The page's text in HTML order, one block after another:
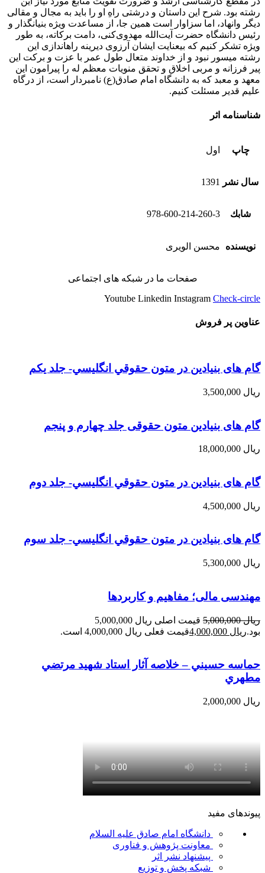
رشته بود. شرح این داستان و درشتی‎ راهِ او را باید به مجال و مقالی
دیگر وانهاد، اما سزاوار است همین جا، از مساعدت ویژه بنیانگذار و
رئیس دانشگاه حضرت آیت‌الله مهدوی‌کنی، دامت برکاته، به طور
ویژه تشکر کنیم که بی‎عنایت ایشان آرزوی دیرینه راه‎اندازی این
رشته میسور نبود و از خداوند متعال طول عمر با عزت و برکت این
پیر فرزانه و مربی اخلاق و تحقق منویات معظم له را پیرامون این
معهد و معبد که به دانشگاه امام صادق(ع) نامبردار است، از درگاه
علیم قدیر مسئلت کنیم.
شناسنامه اثر
چاپ اول
سال نشر 1391
شابك 978-600-214-260-3
نویسنده محسن الویری
صفحات ما در شبکه های اجتماعی
Youtube Linkedin Instagram Check-circle
عناوین پر فروش
گام های بنیادین در متون حقوقي انگليسي- جلد يكم
ریال
گام های بنیادین متون حقوقی جلد چهارم و پنجم
ریال
گام های بنیادین در متون حقوقي انگليسي- جلد دوم
ریال
گام های بنیادین در متون حقوقي انگليسي- جلد سوم
ریال
مهندسی مالی؛ مفاهیم و کاربردها
ریال5,000,000
قیمت اصلی ریال 5,000,000
بود.ریال قیمت فعلی ریال 4,000,000 است.
حماسه حسيني – خلاصه آثار استاد شهيد مرتضي
مطهري
ریال
پیوندهای مفید
دانشگاه امام صادق علیه السلام
معاونت پژوهش و فناوری
پیشنهاد نشر اثر
شبکه پخش و توزیع